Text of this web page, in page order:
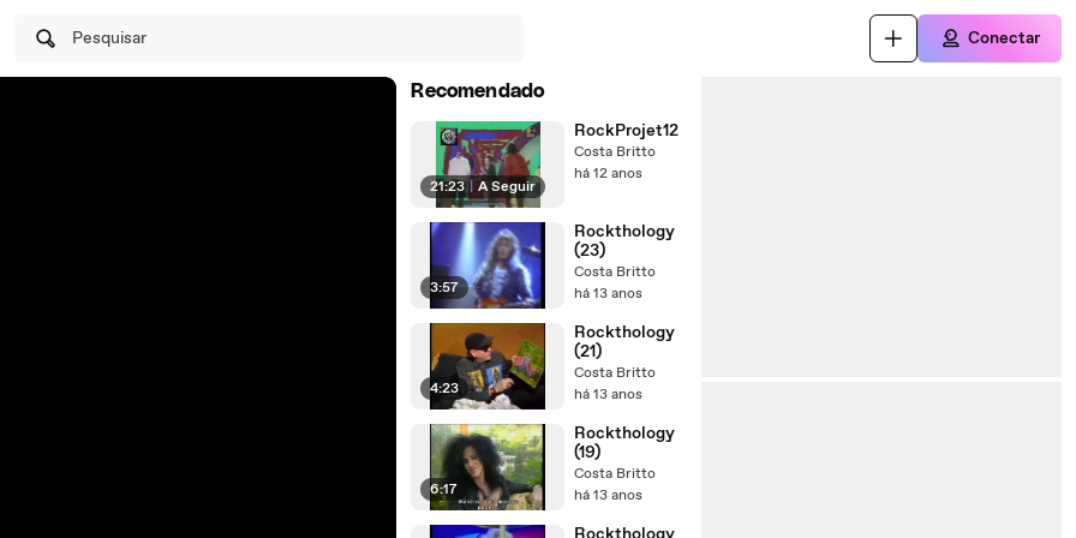
Pesquisar Conectar
Recomendado
21:23 | A Seguir
RockProjet12
Costa Britto
há 12 anos
3:57
Rockthology
(23)
Costa Britto
há 13 anos
4:23
Rockthology
(21)
Costa Britto
há 13 anos
6:17
Rockthology
(19)
Costa Britto
há 13 anos